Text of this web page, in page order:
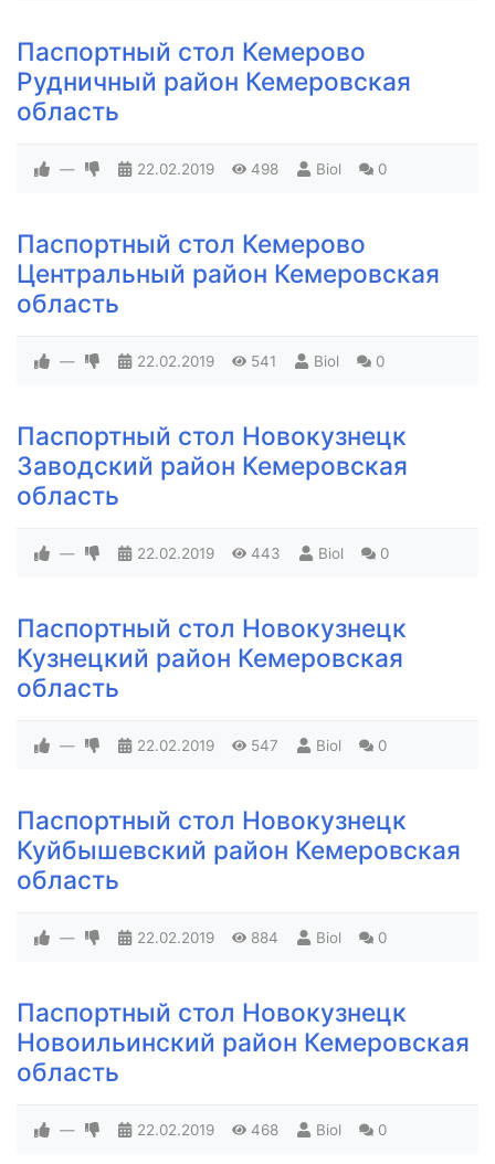
Паспортный стол Кемерово
Рудничный район Кемеровская
область
— 22.02.2019 498 Biol 0
Паспортный стол Кемерово
Центральный район Кемеровская
область
— 22.02.2019 541 Biol 0
Паспортный стол Новокузнецк
Заводский район Кемеровская
область
— 22.02.2019 443 Biol 0
Паспортный стол Новокузнецк
Кузнецкий район Кемеровская
область
— 22.02.2019 547 Biol 0
Паспортный стол Новокузнецк
Куйбышевский район Кемеровская
область
— 22.02.2019 884 Biol 0
Паспортный стол Новокузнецк
Новоильинский район Кемеровская
область
— 22.02.2019 468 Biol 0